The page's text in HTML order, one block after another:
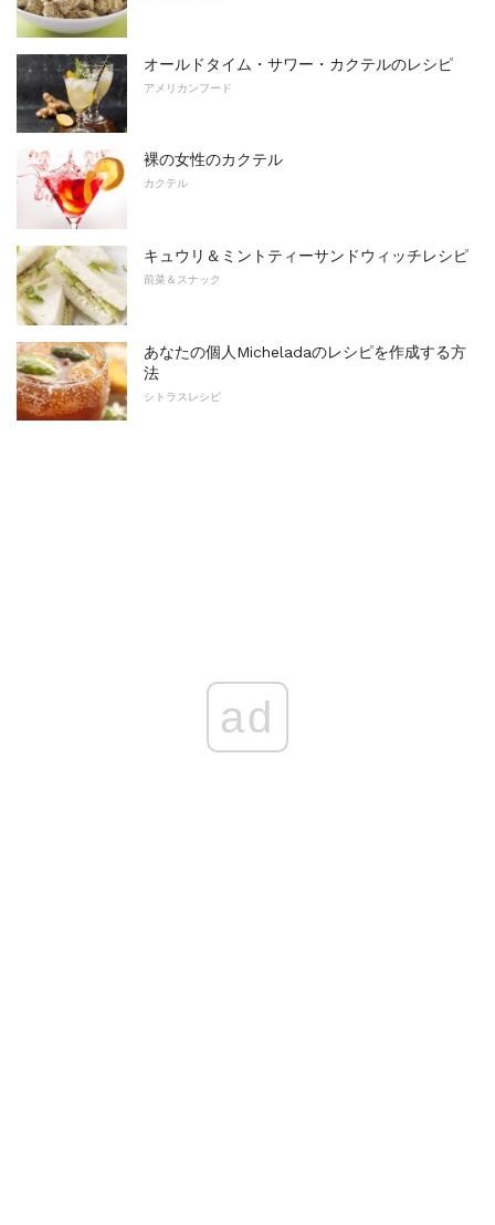
オールドタイム・サワー・カクテルのレシピ
アメリカンフード
裸の女性のカクテル
カクテル
キュウリ＆ミントティーサンドウィッチレシピ
前菜＆スナック
あなたの個人Micheladaのレシピを作成する方
法
シトラスレシピ
ad